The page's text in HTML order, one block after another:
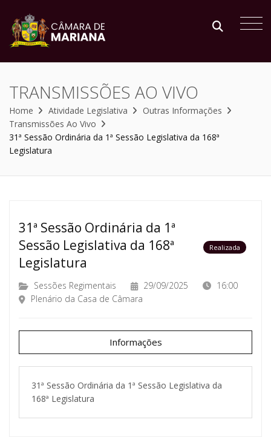
TRANSMISSÕES AO VIVO
Home Atividade Legislativa
Outras Informações
Transmissões Ao Vivo
31ª Sessão Ordinária da 1ª Sessão Legislativa da 168ª
Legislatura
31ª Sessão Ordinária da 1ª
Sessão Legislativa da 168ª
Legislatura
Realizada
Sessões Regimentais 29/09/2025
16:00
Plenário da Casa de Câmara
Informações
31ª Sessão Ordinária da 1ª Sessão Legislativa da
168ª Legislatura